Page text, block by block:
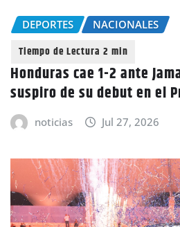
DEPORTES NACIONALES
Honduras cae 1-2 ante
suspiro de su debut en el
noticias Jul 27, 2026